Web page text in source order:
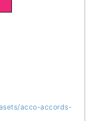
acco-accords-